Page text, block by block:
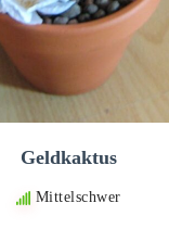
Geldkaktus
Mittelschwer